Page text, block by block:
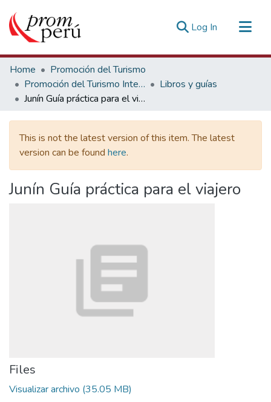
Log In (current)
Communities & Collections
All of DSpace
Statistics
Estadísticas Externas
Home
Promoción del Turismo
Promoción del Turismo Interno
Libros y guías
Junín Guía práctica para el viajero
This is not the latest version of this item. The latest
version can be found here.
Junín Guía práctica para el viajero
Files
Visualizar archivo (35.05 MB)